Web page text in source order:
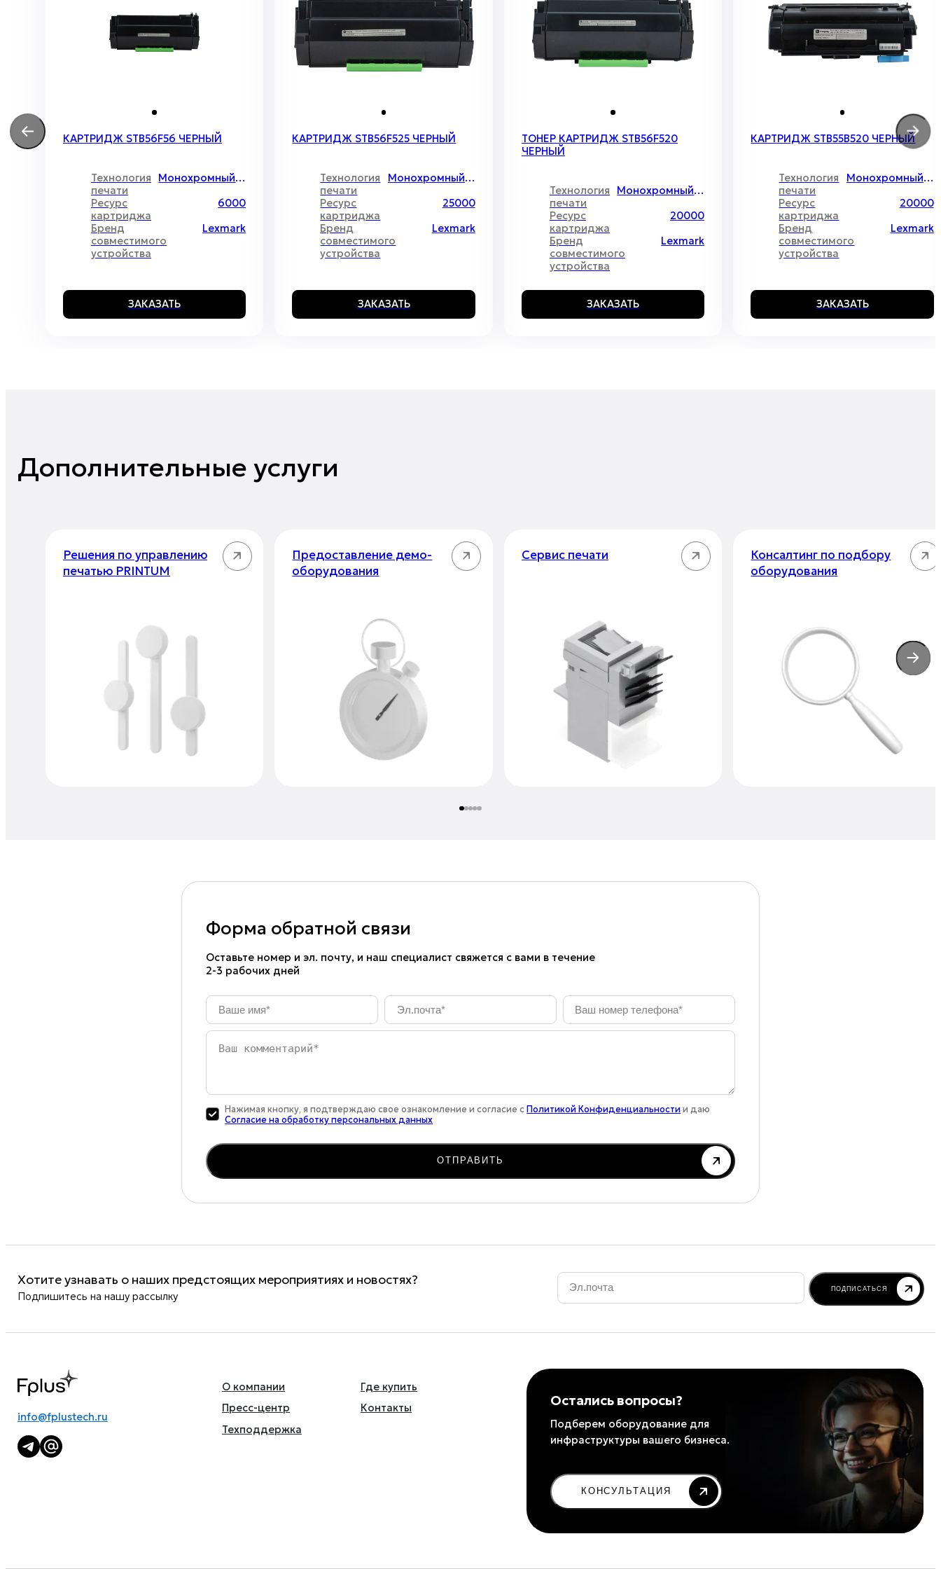
КАРТРИДЖ STB56F56 ЧЕРНЫЙ
Технология
печати
Монохромный лазер
Ресурс
картриджа
6000
Бренд
совместимого
устройства
Lexmark
ЗАКАЗАТЬ
КАРТРИДЖ STB56F525 ЧЕРНЫЙ
Технология
печати
Монохромный лазер
Ресурс
картриджа
25000
Бренд
совместимого
устройства
Lexmark
ЗАКАЗАТЬ
ТОНЕР КАРТРИДЖ STB56F520
ЧЕРНЫЙ
Технология
печати
Монохромный лазер
Ресурс
картриджа
20000
Бренд
совместимого
устройства
Lexmark
ЗАКАЗАТЬ
КАРТРИДЖ STB55B520 ЧЕРНЫЙ
Технология
печати
Монохромный лазер
Ресурс
картриджа
20000
Бренд
совместимого
устройства
Lexmark
ЗАКАЗАТЬ
Дополнительные услуги
Решения по управлению
печатью PRINTUM
Предоставление демо-
оборудования
Сервис печати
Консалтинг по подбору
оборудования
Форма обратной связи
Оставьте номер и эл. почту, и наш специалист свяжется с вами в течение
2-3 рабочих дней
Ваше
имя*
Эл.почта
Ваш
номер
телефона*
Ваш
комментарий
Нажимая кнопку, я подтверждаю свое ознакомление и согласие с Политикой Конфиденциальности и даю
Согласие на обработку персональных данных
ОТПРАВИТЬ
Хотите узнавать о наших предстоящих мероприятиях и новостях?
Подпишитесь на нашу рассылку
Email
ПОДПИСАТЬСЯ
info@fplustech.ru
О компании
Где купить
Пресс-центр
Контакты
Техподдержка
Остались вопросы?
Подберем оборудование для
инфраструктуры вашего бизнеса.
КОНСУЛЬТАЦИЯ